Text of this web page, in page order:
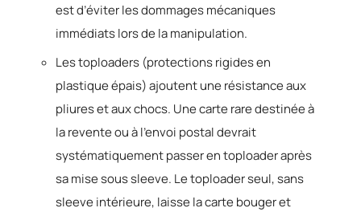
est d’éviter les dommages mécaniques
immédiats lors de la manipulation.
Les toploaders (protections rigides en
plastique épais) ajoutent une résistance aux
pliures et aux chocs. Une carte rare destinée à
la revente ou à l’envoi postal devrait
systématiquement passer en toploader après
sa mise sous sleeve. Le toploader seul, sans
sleeve intérieure, laisse la carte bouger et